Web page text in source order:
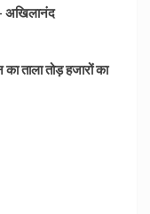
अखिलानंद
ताला तोड़ हजारों का